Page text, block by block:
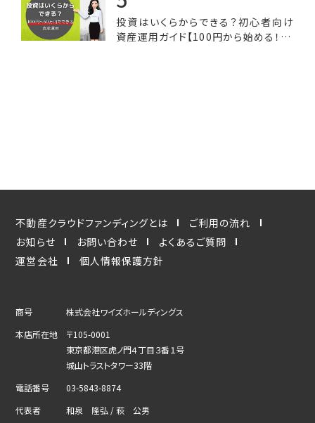
投資はいくらからできる？初心者向け
資産運用ガイド【100円から始める！50
不動産クラウドファンディングとは
ご利用の流れ
お知らせ
お問い合わせ
よくあるご質問
運営会社
個人情報保護方針
商号
株式会社ワイズホールディングス
本店所在地
〒105-0001
東京都港区虎ノ門４丁目３番１号
城山トラストタワー33階
電話番号
03-5843-8874
代表者
和泉 隆弘 / 萩 公男